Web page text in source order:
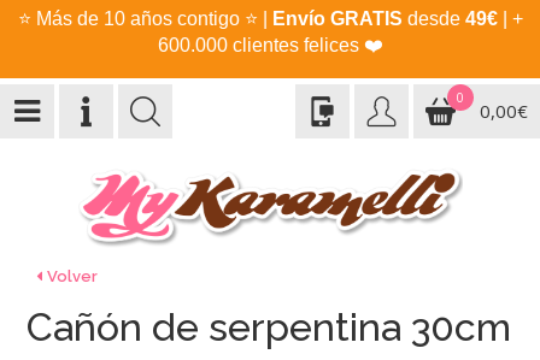
⭐ Más de 10 años contigo ⭐ Envío GRATIS desde 49€| +
600.000 clientes felices ❤️
0
0,00€
Volver
Cañón de serpentina 30cm